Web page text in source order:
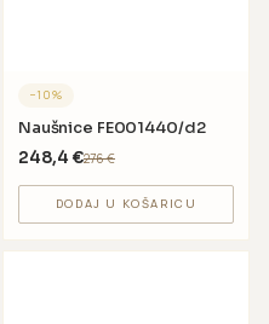
−10%
Naušnice FE001440/d2
248,4 €276€
DODAJ U KOŠARICU